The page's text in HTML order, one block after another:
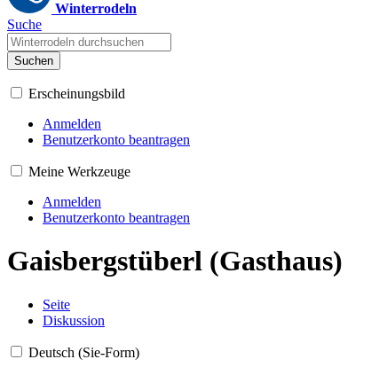
Winterrodeln
Suche
Suchen
Erscheinungsbild
Anmelden
Benutzerkonto beantragen
Meine Werkzeuge
Anmelden
Benutzerkonto beantragen
Gaisbergstüberl (Gasthaus)
Seite
Diskussion
Deutsch (Sie-Form)